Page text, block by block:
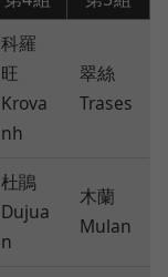
科羅
旺
Krova
nh
翠絲
Trases
杜鵑
Dujua
n
木蘭
Mulan